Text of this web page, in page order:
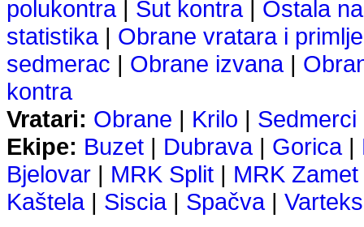
polukontra| Šut kontra| Ostala
statistika| Obrane vratara i
sedmerac | Obrane izvana|
kontra
Vratari: Obrane | Krilo | Sedmerci
Ekipe: Buzet | Dubrava| Gorica|
Bjelovar | MRK Split | MRK Zamet
Kaštela| Siscia| Spačva|